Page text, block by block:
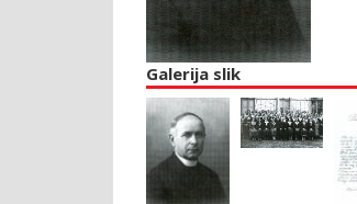
Galerija slik